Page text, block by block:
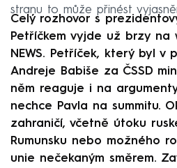
stranu to může přinést
Celý rozhovor s
Petříčkem vyjde už brzy na
NEWS. Petříček, který byl v
Andreje Babiše za ČSSD
něm reaguje i na
nechce Pavla na summitu.
zahraničí, včetně útoku
Rumunsku nebo možného
unie nečekaným směrem.